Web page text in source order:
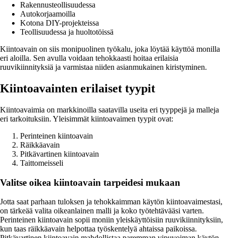
Rakennusteollisuudessa
Autokorjaamoilla
Kotona DIY-projekteissa
Teollisuudessa ja huoltotöissä
Kiintoavain on siis monipuolinen työkalu, joka löytää käyttöä monilla
eri aloilla. Sen avulla voidaan tehokkaasti hoitaa erilaisia
ruuvikiinnityksiä ja varmistaa niiden asianmukainen kiristyminen.
Kiintoavainten erilaiset tyypit
Kiintoavaimia on markkinoilla saatavilla useita eri tyyppejä ja malleja
eri tarkoituksiin. Yleisimmät kiintoavaimen tyypit ovat:
Perinteinen kiintoavain
Räikkäavain
Pitkävartinen kiintoavain
Taittomeisseli
Valitse oikea kiintoavain tarpeidesi mukaan
Jotta saat parhaan tuloksen ja tehokkaimman käytön kiintoavaimestasi,
on tärkeää valita oikeanlainen malli ja koko työtehtävääsi varten.
Perinteinen kiintoavain sopii moniin yleiskäyttöisiin ruuvikiinnityksiin,
kun taas räikkäavain helpottaa työskentelyä ahtaissa paikoissa.